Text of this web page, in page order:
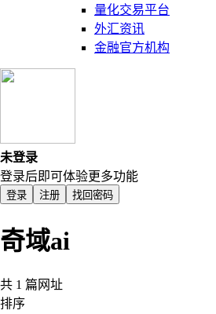
量化交易平台
外汇资讯
金融官方机构
未登录
登录后即可体验更多功能
登录 注册 找回密码
奇域ai
共 1 篇网址
排序